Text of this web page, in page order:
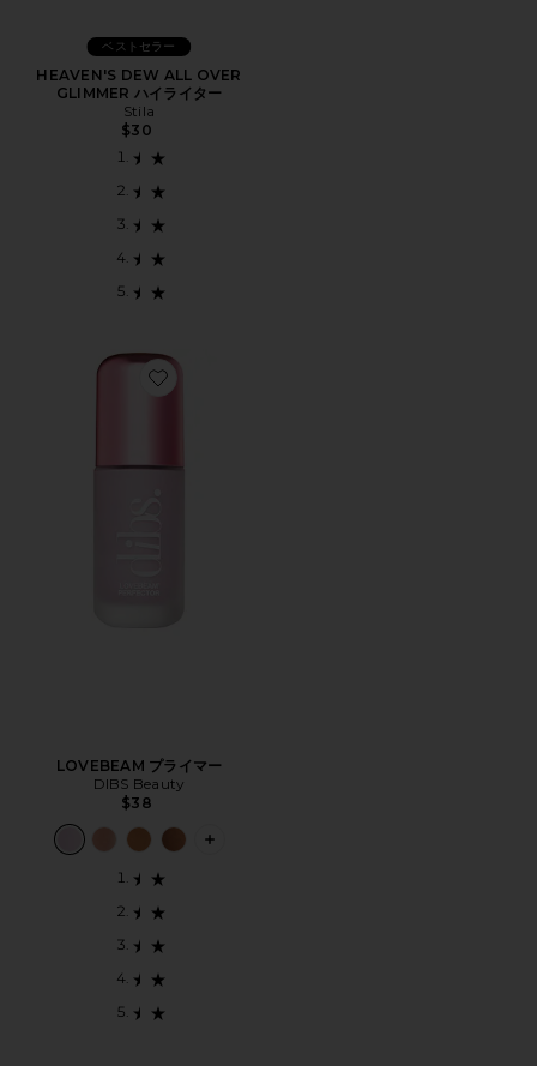
ベストセラー
HEAVEN'S DEW ALL OVER
GLIMMER ハイライター
Stila
$30
Favorite LOVEBEAM プライマー
LOVEBEAM プライマー
DIBS Beauty
$38
PLUS ICON TO SEE MORE OPTIONS